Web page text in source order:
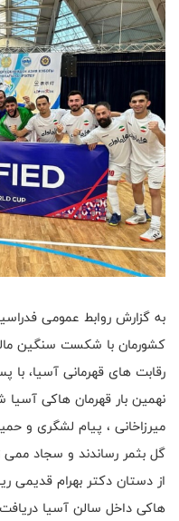
به گزارش روابط عمومی
رقابت های قهرمانی آسیا، با
نهمین بار قهرمان هاکی
گل بثمر رساندند و سجاد ممی
از دستان دکتر بهرام
هاکی داخل سالن آسیا